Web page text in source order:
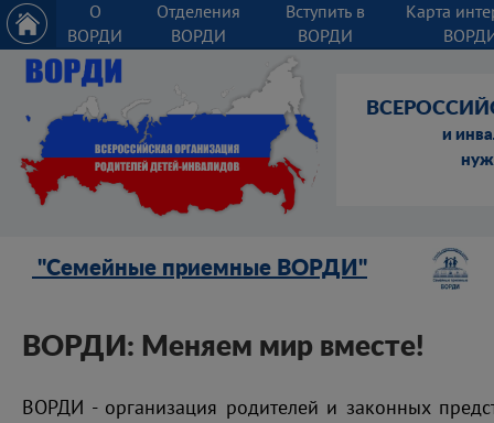
О
ВОРДИ
Отделения
ВОРДИ
Вступить в
ВОРДИ
Карта
и
"Семейные приемные ВОРДИ"
ВОРДИ: Меняем мир вместе!
ВОРДИ - организация родителей и законных